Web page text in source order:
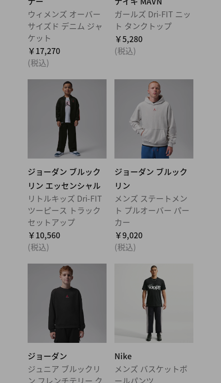
ウィメンズ オーバー
サイズド デニム ジャ
ケット
￥17,270
(税込)
ガールズ Dri-FIT ニッ
ト タンクトップ
￥5,280
(税込)
ジョーダン ブルック
リン エッセンシャル
リトルキッズ Dri-FIT
ツーピース トラック
セットアップ
￥10,560
(税込)
ジョーダン ブルック
リン
メンズ ステートメン
ト プルオーバー パー
カー
￥9,020
(税込)
ジョーダン
ジュニア ブルックリ
ン フレンチテリー ク
Nike
メンズ バスケットボ
ールパンツ